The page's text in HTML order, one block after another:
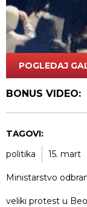
POGLEDAJ
BONUS VIDEO:
TAGOVI:
politika
15. mart
Ministarstvo
veliki protest u